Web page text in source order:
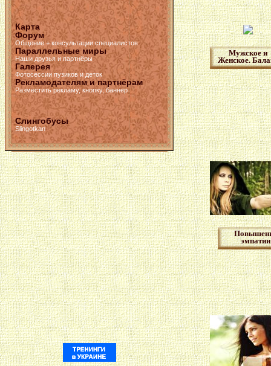
Карта
Форум
Общение + консультации специалистов
Параллельные миры
Наши друзья и партнёры
Галерея
Фотосессии пузиков и деток
Рекламодателям и партнёрам
Разместить рекламу, кнопку, баннер
Слингобусы
Slingotkan
Мужское и
Женское.
эмпатии